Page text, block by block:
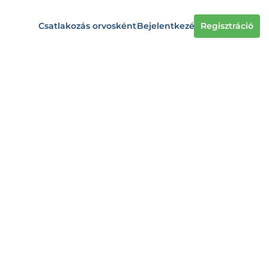
Csatlakozás orvoskéntBejelentkezés Regisztráció